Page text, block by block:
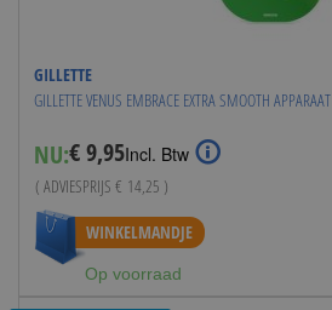
GILLETTE
GILLETTE VENUS EMBRACE EXTRA SMOOTH APPARAAT
NU:Special
Price
€ 9,95Incl. Btw
( ADVIESPRIJS € 14,25 )
WINKELMANDJE
Op voorraad